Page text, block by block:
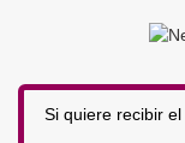
Si quiere recibir el